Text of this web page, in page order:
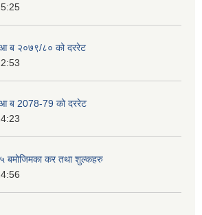
आ ब २०७९/८० को दररेट
आ ब 2078-79 को दररेट
बमोजिमका कर तथा शुल्कहरु